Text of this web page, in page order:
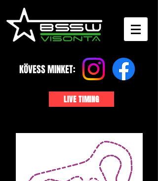
KÖVESS MINKET:
LIVE TIMING